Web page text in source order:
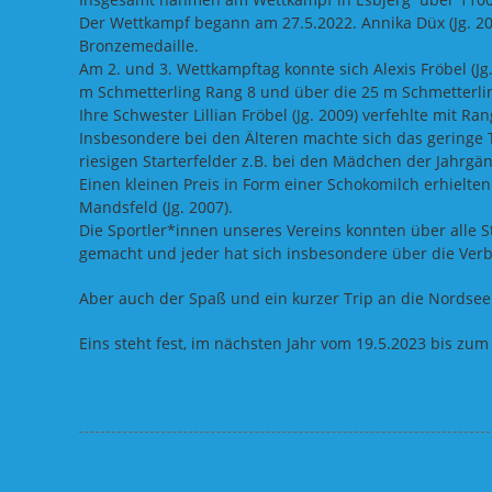
Der Wettkampf begann am 27.5.2022. Annika Düx (Jg.
Bronzemedaille.
Am 2. und 3. Wettkampftag konnte sich Alexis Fröbel
m Schmetterling Rang 8 und über die 25 m
Ihre Schwester Lillian Fröbel (Jg. 2009) verfehlte mit
Insbesondere bei den Älteren machte sich das
riesigen Starterfelder z.B. bei den Mädchen der
Einen kleinen Preis in Form einer Schokomilch
Mandsfeld (Jg. 2007).
Die Sportler*innen unseres Vereins konnten über alle
gemacht und jeder hat sich insbesondere über die
Aber auch der Spaß und ein kurzer Trip an die
Eins steht fest, im nächsten Jahr vom 19.5.2023 bis